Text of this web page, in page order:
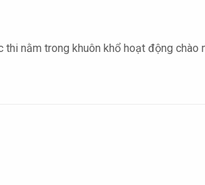
nằm trong khuôn khổ hoạt động chào